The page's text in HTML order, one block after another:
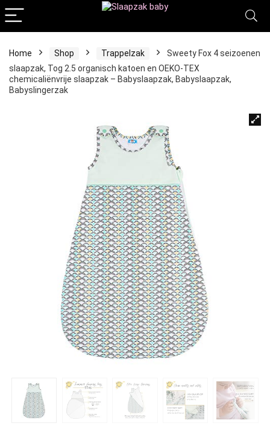
Home Shop Trappelzak
Sweety Fox 4 seizoenen
slaapzak, Tog 2.5 organisch katoen en OEKO-TEX
chemicaliënvrije slaapzak – Babyslaapzak, Babyslaapzak,
Babyslingerzak